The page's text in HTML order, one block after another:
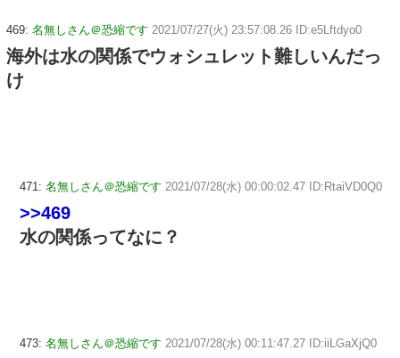
469: 名無しさん＠恐縮です 2021/07/27(火) 23:57:08.26 ID:e5Lftdyo0
海外は水の関係でウォシュレット難しいんだっ
け
471: 名無しさん＠恐縮です 2021/07/28(水) 00:00:02.47 ID:RtaiVD0Q0
>>469
水の関係ってなに？
473: 名無しさん＠恐縮です 2021/07/28(水) 00:11:47.27 ID:iiLGaXjQ0